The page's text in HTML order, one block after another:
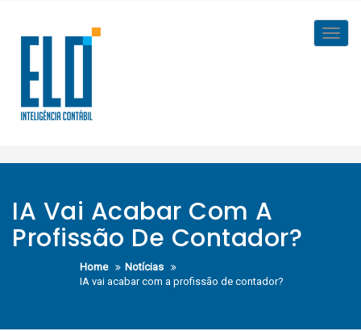
content
IA Vai Acabar Com A
Profissão De Contador?
Home
Notícias
IA vai acabar com a profissão de contador?